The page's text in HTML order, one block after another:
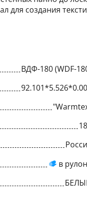
для создания
ВДФ-180 (WDF-
в